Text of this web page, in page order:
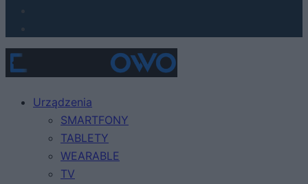
Urządzenia
SMARTFONY
TABLETY
WEARABLE
TV